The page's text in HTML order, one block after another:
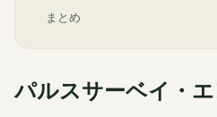
まとめ
パルスサーベイ・